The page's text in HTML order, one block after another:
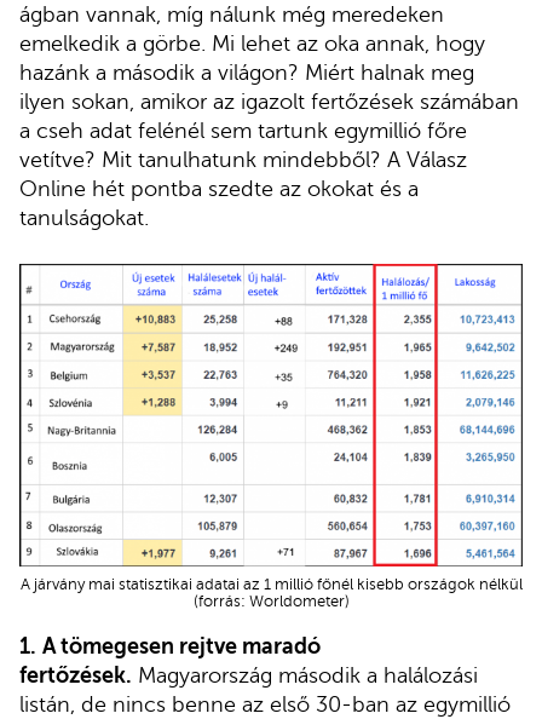
ágban vannak, míg nálunk még meredeken
emelkedik a görbe. Mi lehet az oka annak, hogy
hazánk a második a világon? Miért halnak meg
ilyen sokan, amikor az igazolt fertőzések számában
a cseh adat felénél sem tartunk egymillió főre
vetítve? Mit tanulhatunk mindebből? A Válasz
Online hét pontba szedte az okokat és a
tanulságokat.
A járvány mai statisztikai adatai az 1 millió főnél kisebb országok nélkül
(forrás: Worldometer)
1. A tömegesen rejtve maradó
fertőzések. Magyarország második a halálozási
listán, de nincs benne az első 30-ban az egymillió